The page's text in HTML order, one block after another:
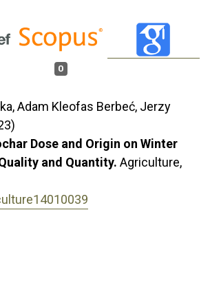
0
Adam Kleofas Berbeć, Jerzy
Dose and Origin on Winter
and Quantity. Agriculture,